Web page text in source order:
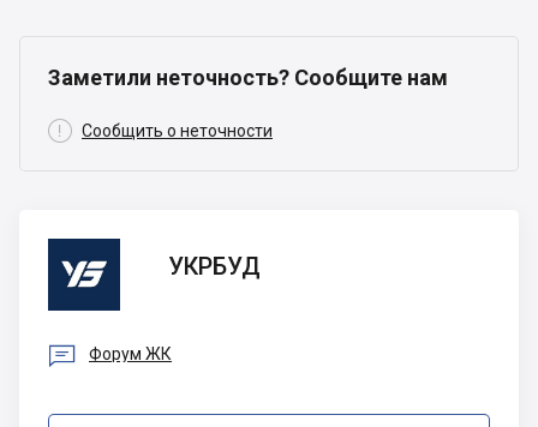
Заметили неточность? Сообщите нам
 Сообщить о неточности
УКРБУД
 Форум ЖК